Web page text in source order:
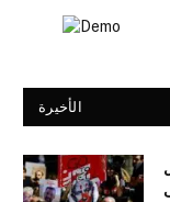
الأخيرة